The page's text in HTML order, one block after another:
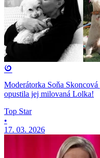
Moderátorka Soňa
opustila jej milovaná Lolka!
Top Star
•
17. 03. 2026